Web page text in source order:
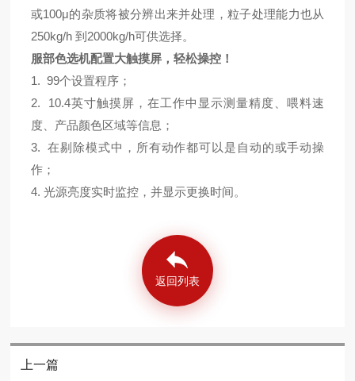
或100μ的杂质将被分辨出来并处理，粒子处理能力也从
250kg/h 到2000kg/h可供选择。
服部色选机配置大触摸屏，轻松操控！
1. 99个设置程序；
2. 10.4英寸触摸屏，在工作中显示测量精度、喂料速
度、产品颜色区域等信息；
3. 在剔除模式中，所有动作都可以是自动的或手动操
作；
4. 光源亮度实时监控，并显示更换时间。
返回列表
上一篇